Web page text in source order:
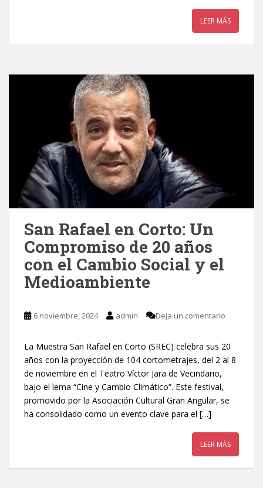
LEER MÁS
San Rafael en Corto: Un
Compromiso de 20 años
con el Cambio Social y el
Medioambiente
6 noviembre, 2024 admin Deja un comentario
La Muestra San Rafael en Corto (SREC) celebra sus 20
años con la proyección de 104 cortometrajes, del 2 al 8
de noviembre en el Teatro Víctor Jara de Vecindario,
bajo el lema “Cine y Cambio Climático”. Este festival,
promovido por la Asociación Cultural Gran Angular, se
ha consolidado como un evento clave para el […]
LEER MÁS